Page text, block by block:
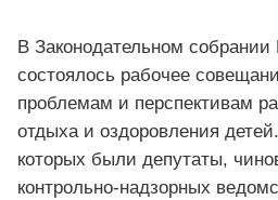
В Законодательном собрании
состоялось рабочее
проблемам и перспективам
отдыха и оздоровления
которых были депутаты,
контрольно-надзорных